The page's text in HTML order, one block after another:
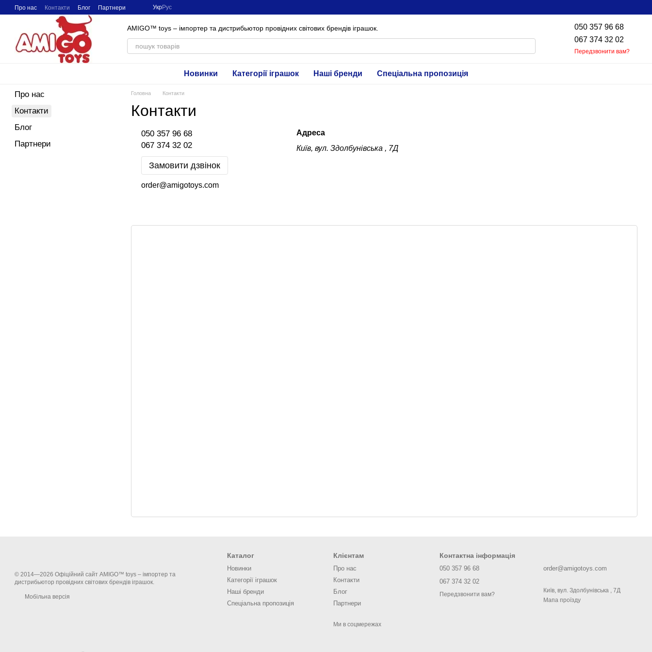
Перейти до основного контенту
Про нас Контакти Блог Партнери УкрРус
AMIGO™ toys – імпортер та дистрибьютор провідних світових брендів іграшок.
050 357 96 68
067 374 32 02
Передзвонити вам?
Новинки Категорії іграшок Наші бренди Спеціальна пропозиція
Головна Контакти
Контакти
050 357 96 68
067 374 32 02
Замовити дзвінок
order@amigotoys.com
Адреса
Київ, вул. Здолбунівська , 7Д
Про нас
Контакти
Блог
Партнери
© 2014—2026 Офіційний сайт AMIGO™ toys – імпортер та
дистрибьютор провідних світових брендів іграшок.
Мобільна версія
Каталог
Новинки
Категорії іграшок
Наші бренди
Спеціальна пропозиція
Клієнтам
Про нас
Контакти
Блог
Партнери
Ми в соцмережах
Контактна інформація
050 357 96 68
067 374 32 02
Передзвонити вам?
order@amigotoys.com
Київ, вул. Здолбунівська , 7Д
Мапа проїзду